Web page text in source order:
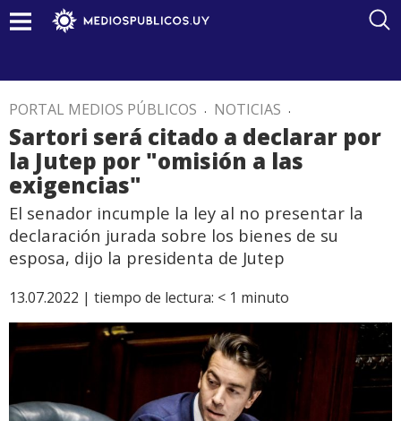
PORTAL MEDIOS PÚBLICOS . NOTICIAS .
Sartori será citado a declarar por
la Jutep por "omisión a las
exigencias"
El senador incumple la ley al no presentar la
declaración jurada sobre los bienes de su
esposa, dijo la presidenta de Jutep
13.07.2022 | tiempo de lectura: < 1 minuto